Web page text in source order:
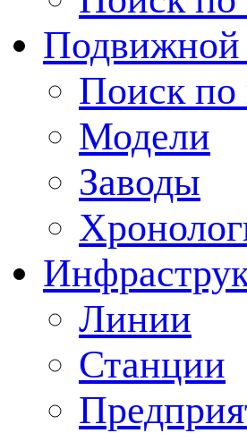
Подвижной
Поиск по
Модели
Заводы
Линии
Станции